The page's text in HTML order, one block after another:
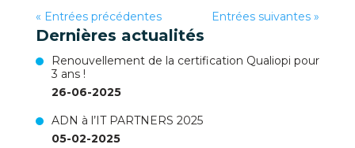
« Entrées précédentes Entrées suivantes »
Dernières actualités
Renouvellement de la certification Qualiopi pour
3 ans !
26-06-2025
ADN à l’IT PARTNERS 2025
05-02-2025